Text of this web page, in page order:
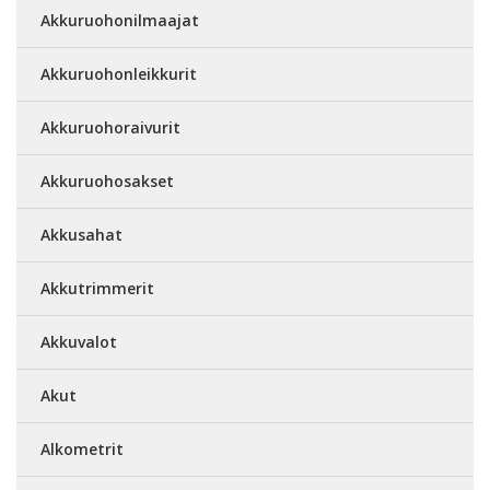
Akkuruohonilmaajat
Akkuruohonleikkurit
Akkuruohoraivurit
Akkuruohosakset
Akkusahat
Akkutrimmerit
Akkuvalot
Akut
Alkometrit